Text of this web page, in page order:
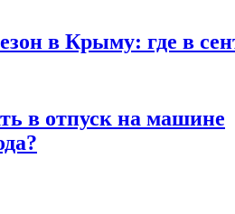
в Крыму: где в
в отпуск на машине